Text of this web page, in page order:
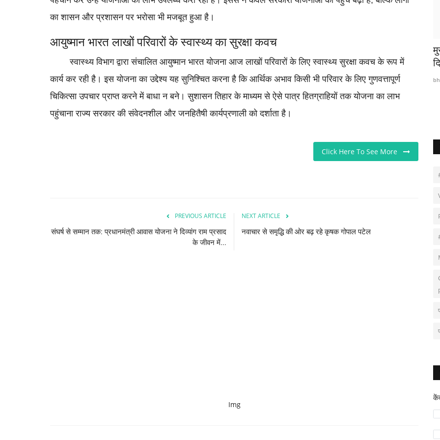
का शासन और प्रशासन पर भरोसा भी मजबूत हुआ है।
आयुष्मान भारत लाखों परिवारों के स्वास्थ्य का सुरक्षा कवच
स्वास्थ्य विभाग द्वारा संचालित आयुष्मान भारत योजना आज लाखों परिवारों के लिए स्वास्थ्य सुरक्षा कवच के रूप में
कार्य कर रही है। इस योजना का उद्देश्य यह सुनिश्चित करना है कि आर्थिक अभाव किसी भी परिवार के लिए गुणवत्तापूर्ण
चिकित्सा उपचार प्राप्त करने में बाधा न बने। सुशासन तिहार के माध्यम से ऐसे पात्र हितग्राहियों तक योजना का लाभ
पहुंचाना राज्य सरकार की संवेदनशील और जनहितैषी कार्यप्रणाली को दर्शाता है।
Click Here To See More
PREVIOUS ARTICLE
संघर्ष से सम्मान तक: प्रधानमंत्री आवास योजना ने दिव्यांग राम प्रसाद
के जीवन में...
NEXT ARTICLE
नवाचार से समृद्धि की ओर बढ़ रहे कृषक गोपाल पटेल
Img
सेवा सेतु केंद्र बने आमजन और शासन के बीच भरोसे
का सेतु
bhavtarini.com@gmail.com Aug 3, 2026 6